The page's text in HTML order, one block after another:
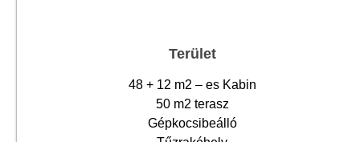
Terület
48 + 12 m2 – es Kabin
50 m2 terasz
Gépkocsibeálló